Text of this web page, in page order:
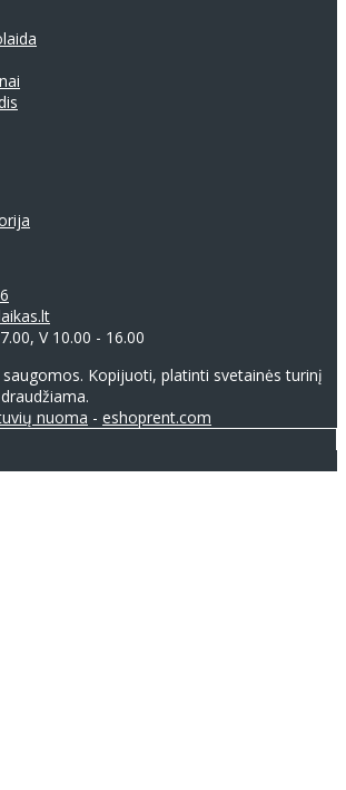
V 10.00 - 16.00
Kopijuoti, platinti svetainės turinį
nuoma - eshoprent.com